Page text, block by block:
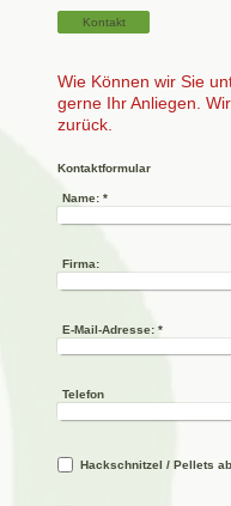
Kontakt
Wie Können wir Sie
gerne Ihr Anliegen.
zurück.
Kontaktformular
Name:*
Firma:
E-Mail-Adresse:*
Telefon
Hackschnitzel / Pellets